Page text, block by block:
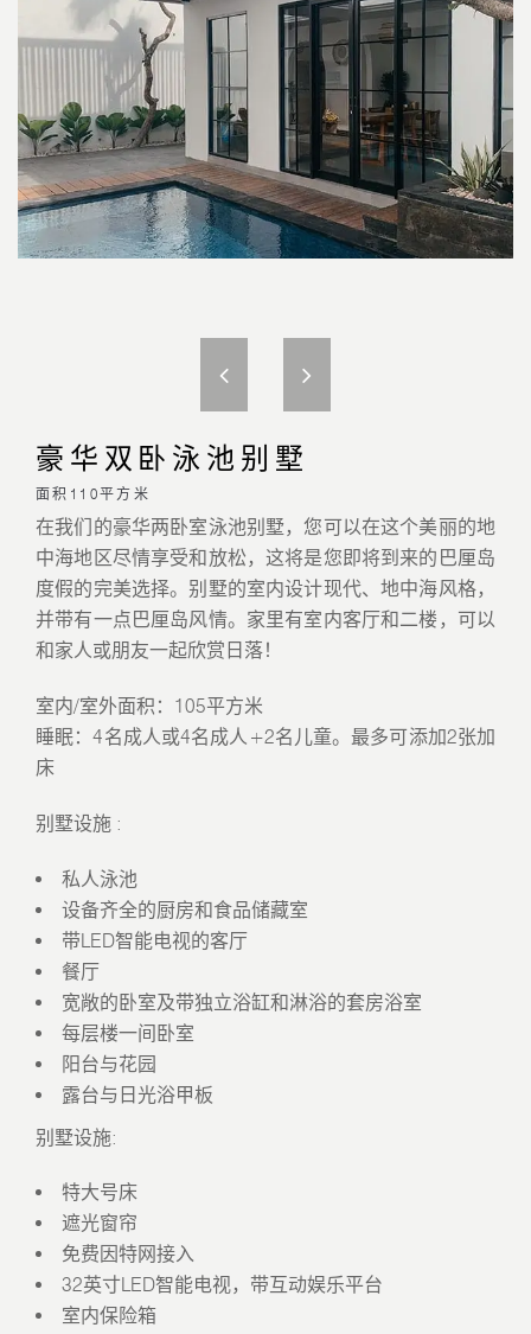
豪华双卧泳池别墅
面积110平方米
在我们的豪华两卧室泳池别墅，您可以在这个美丽的地
中海地区尽情享受和放松，这将是您即将到来的巴厘岛
度假的完美选择。别墅的室内设计现代、地中海风格，
并带有一点巴厘岛风情。家里有室内客厅和二楼，可以
和家人或朋友一起欣赏日落！
室内/室外面积：105平方米
睡眠：4名成人或4名成人+2名儿童。最多可添加2张加
床
别墅设施 :
私人泳池
设备齐全的厨房和食品储藏室
带LED智能电视的客厅
餐厅
宽敞的卧室及带独立浴缸和淋浴的套房浴室
每层楼一间卧室
阳台与花园
露台与日光浴甲板
别墅设施:
特大号床
遮光窗帘
免费因特网接入
32英寸LED智能电视，带互动娱乐平台
室内保险箱